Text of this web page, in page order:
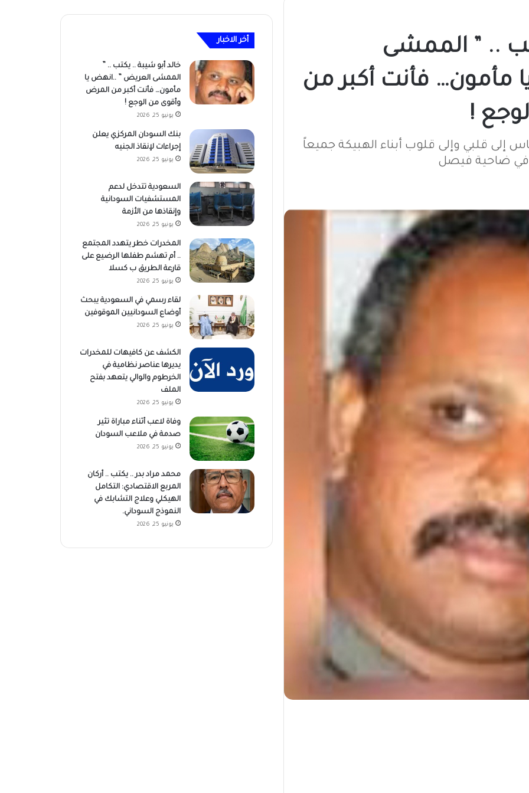
.. ” الممشى
مأمون… فأنت أكبر من
!
إلى قلبي وإلى قلوب أبناء الهبيكة جميعاً
في ضاحية فيصل
أخر الاخبار
خالد أبو شيبة .. يكتب .. ”
الممشى العريض ” ..انهض يا
مأمون… فأنت أكبر من المرض
وأقوى من الوجع !
يونيو 25, 2026
بنك السودان المركزي يعلن
إجراءات لإنقاذ الجنيه
يونيو 25, 2026
السعودية تتدخل لدعم
المستشفيات السودانية
وإنقاذها من الأزمة
يونيو 25, 2026
المخدرات خطر يتهدد المجتمع
.. أم تهشم طفلها الرضيع على
قارعة الطريق ب كسلا
يونيو 25, 2026
لقاء رسمي في السعودية يبحث
أوضاع السودانيين الموقوفين
يونيو 25, 2026
الكشف عن كافيهات للمخدرات
يديرها عناصر نظامية في
الخرطوم والوالي يتعهد بفتح
الملف
يونيو 25, 2026
وفاة لاعب أثناء مباراة تثير
صدمة في ملاعب السودان
يونيو 25, 2026
محمد مراد بدر .. يكتب .. أركان
المربع الاقتصادي: التكامل
الهيكلي وعلاج التشابك في
النموذج السوداني.
يونيو 25, 2026